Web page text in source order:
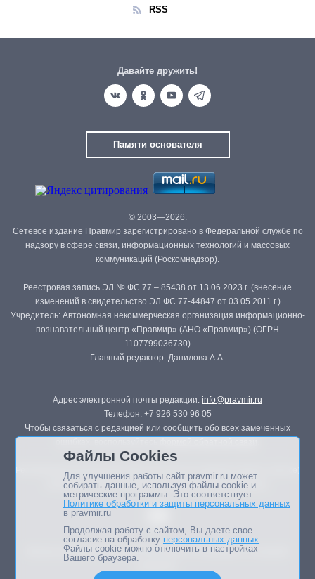
RSS
Давайте дружить!
Памяти основателя
© 2003—2026.
Сетевое издание Правмир зарегистрировано в Федеральной службе по
надзору в сфере связи, информационных технологий и массовых
коммуникаций (Роскомнадзор).
Реестровая запись ЭЛ № ФС 77 – 85438 от 13.06.2023 г. (внесение
изменений в свидетельство ЭЛ ФС 77-44847 от 03.05.2011 г.)
Учредитель: Автономная некоммерческая организация информационно-
познавательный центр «Правмир» (АНО «Правмир») (ОГРН
1107799036730)
Главный редактор: Данилова А.А.
Адрес электронной почты редакции: info@pravmir.ru
Телефон: +7 926 530 96 05
Чтобы связаться с редакцией или сообщить обо всех замеченных
Републикация материалов сайта в печатных изданиях (книгах, прессе)
возможна только с письменного разрешения редакции.
Мнение авторов статей портала может не совпадать с позицией
Файлы Cookies
Для улучшения работы сайт pravmir.ru может
собирать данные, используя файлы cookie и
метрические программы. Это соответствует
Политике обработки и защиты персональных данных
в pravmir.ru
Продолжая работу с сайтом, Вы даете свое
согласие на обработку персональных данных.
Файлы cookie можно отключить в настройках
Вашего браузера.